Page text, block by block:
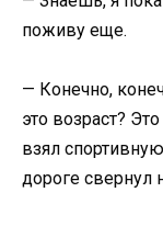
поживу еще.
— Конечно,
это возраст?
взял
дороге свернул